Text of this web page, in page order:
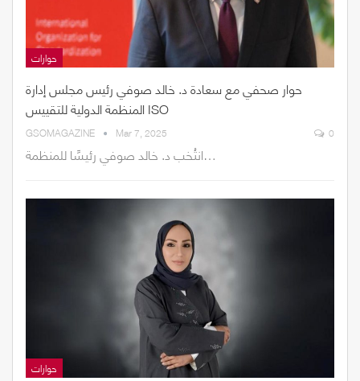
حوارات
حوار صحفي مع سعادة د. خالد صوفي رئيس مجلس إدارة
المنظمة الدولية للتقييس ISO
GSOMAGAZINE Mar 7, 2025 0
انتُخب د. خالد صوفي رئيسًا للمنظمة…
حوارات